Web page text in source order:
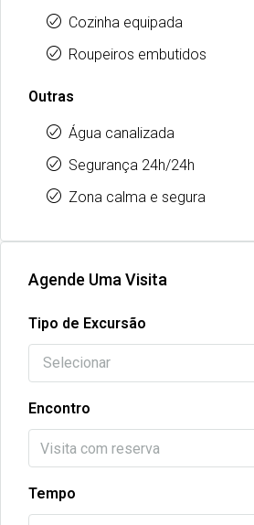
Cozinha equipada
Roupeiros embutidos
Outras
Água canalizada
Segurança 24h/24h
Zona calma e segura
Agende Uma Visita
Tipo de Excursão
Selecionar
Encontro
Tempo